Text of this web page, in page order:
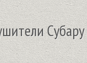
Субару